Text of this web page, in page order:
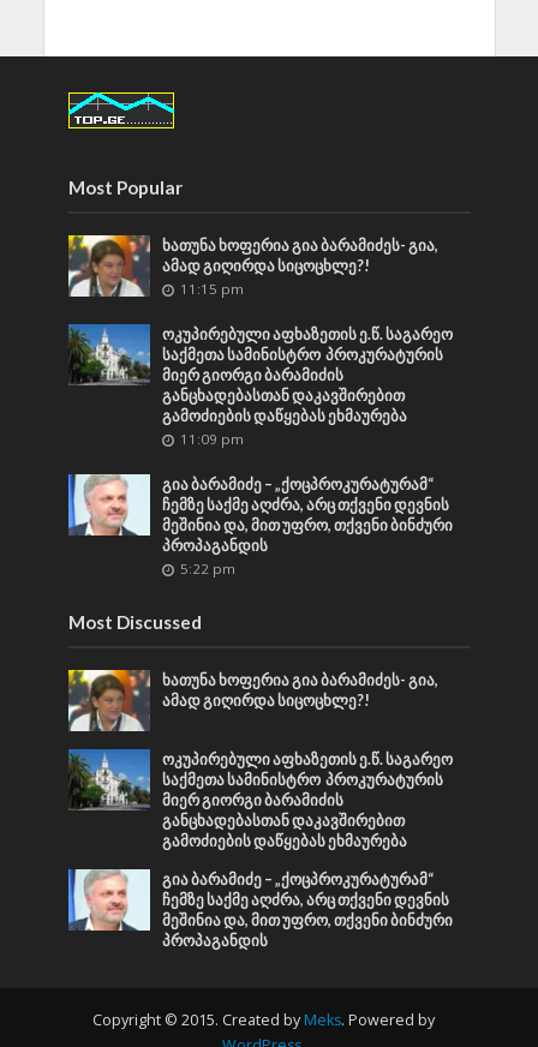
Most Popular
ხათუნა ხოფერია გია ბარამიძეს- გია,
ამად გიღირდა სიცოცხლე?!
11:15 pm
ოკუპირებული აფხაზეთის ე.წ. საგარეო
საქმეთა სამინისტრო პროკურატურის
მიერ გიორგი ბარამიძის
განცხადებასთან დაკავშირებით
გამოძიების დაწყებას ეხმაურება
11:09 pm
გია ბარამიძე – „ქოცპროკურატურამ“
ჩემზე საქმე აღძრა, არც თქვენი დევნის
მეშინია და, მით უფრო, თქვენი ბინძური
პროპაგანდის
5:22 pm
Most Discussed
ხათუნა ხოფერია გია ბარამიძეს- გია,
ამად გიღირდა სიცოცხლე?!
ოკუპირებული აფხაზეთის ე.წ. საგარეო
საქმეთა სამინისტრო პროკურატურის
მიერ გიორგი ბარამიძის
განცხადებასთან დაკავშირებით
გამოძიების დაწყებას ეხმაურება
გია ბარამიძე – „ქოცპროკურატურამ“
ჩემზე საქმე აღძრა, არც თქვენი დევნის
მეშინია და, მით უფრო, თქვენი ბინძური
პროპაგანდის
Copyright © 2015. Created by Meks. Powered by